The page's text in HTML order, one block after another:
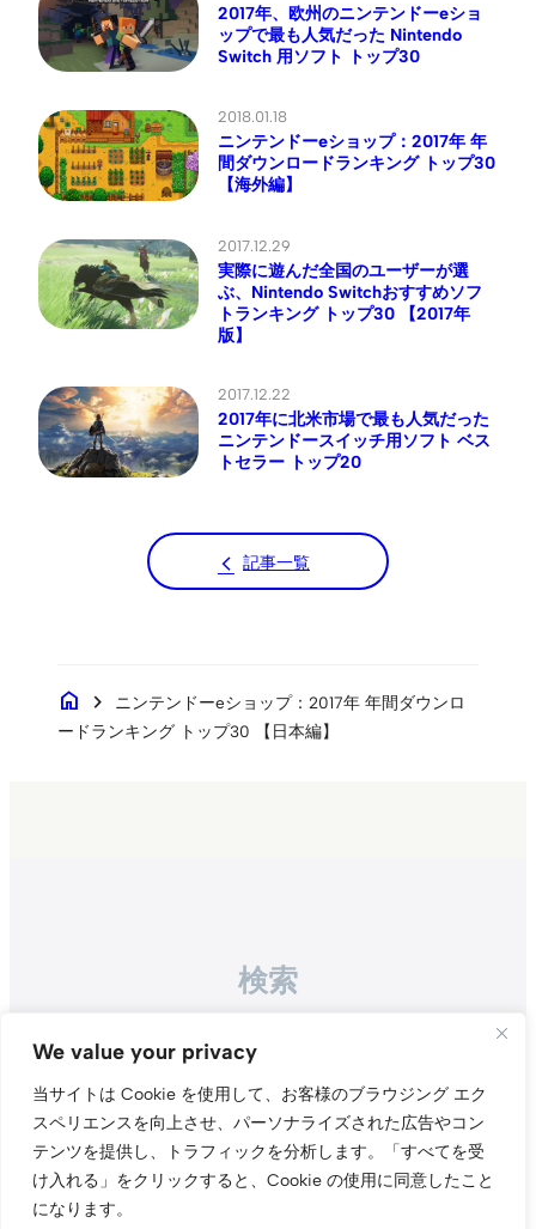
We value your privacy
当サイトは Cookie を使用して、お客様のブラウジング エク
スペリエンスを向上させ、パーソナライズされた広告やコン
テンツを提供し、トラフィックを分析します。
「すべてを受
け入れる」をクリックすると、Cookie の使用に同意したこと
になります。
2017年、欧州のニンテンドーeショ
ップで最も人気だった Nintendo
Switch 用ソフト トップ30
2018.01.18
ニンテンドーeショップ：2017年 年
間ダウンロードランキング トップ30
【海外編】
2017.12.29
実際に遊んだ全国のユーザーが選
ぶ、Nintendo Switchおすすめソフ
トランキング トップ30 【2017年
版】
2017.12.22
2017年に北米市場で最も人気だった
ニンテンドースイッチ用ソフト ベス
トセラー トップ20
記事一覧
home chevron_right
ニンテンドーeショップ：2017年 年間ダウンロ
ードランキング トップ30 【日本編】
検索
Search